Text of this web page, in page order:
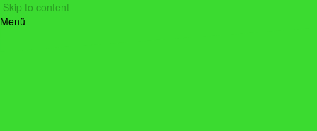
Skip to content
Menü